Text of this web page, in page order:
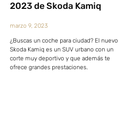
2023 de Skoda Kamiq
marzo 9, 2023
¿Buscas un coche para ciudad? El nuevo
Skoda Kamiq es un SUV urbano con un
corte muy deportivo y que además te
ofrece grandes prestaciones.